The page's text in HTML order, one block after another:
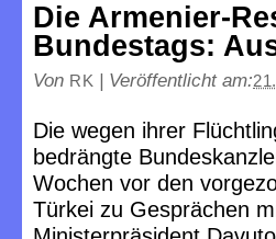
Die Armenier-
Bundestags:
Von RK | Veröffentlicht am:
Die wegen ihrer
bedrängte
Wochen vor den
Türkei zu Gesprächen